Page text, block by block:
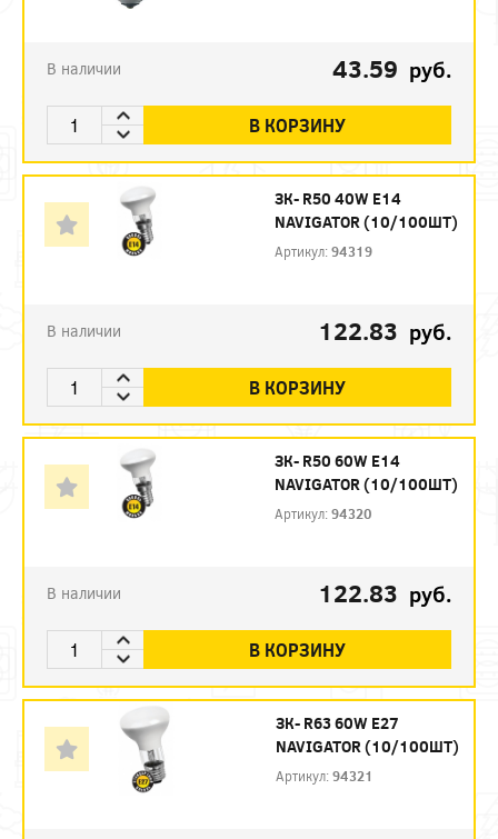
В наличии 43.59 руб.
В КОРЗИНУ
ЗК- R50 40W E14
NAVIGATOR (10/100ШТ)
Артикул:94319
В наличии 122.83 руб.
В КОРЗИНУ
ЗК- R50 60W E14
NAVIGATOR (10/100ШТ)
Артикул:94320
В наличии 122.83 руб.
В КОРЗИНУ
ЗК- R63 60W E27
NAVIGATOR (10/100ШТ)
Артикул:94321